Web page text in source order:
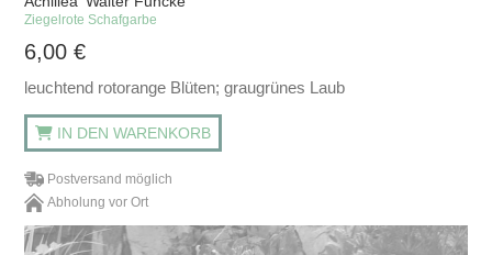
Ziegelrote Schafgarbe
6,00€
leuchtend rotorange Blüten; graugrünes Laub
IN DEN WARENKORB
Postversand möglich
Abholung vor Ort